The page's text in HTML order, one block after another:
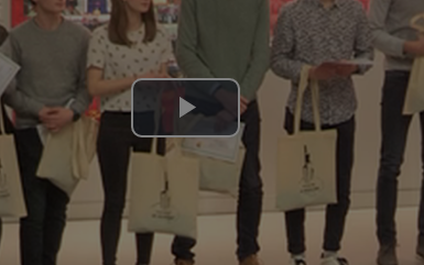
Lire
la
vidéo